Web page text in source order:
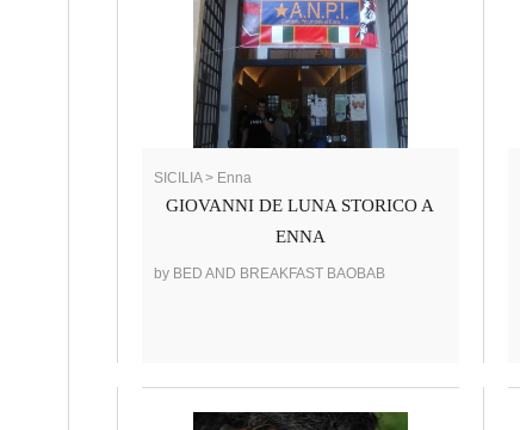
SICILIA > Enna
GIOVANNI DE LUNA STORICO A
ENNA
by BED AND BREAKFAST BAOBAB